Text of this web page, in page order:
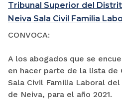
Tribunal Superior del
Neiva Sala Civil Familia
CONVOCA:
A los abogados que se
en hacer parte de la lista de
Sala Civil Familia Laboral
de Neiva, para el año 2021.